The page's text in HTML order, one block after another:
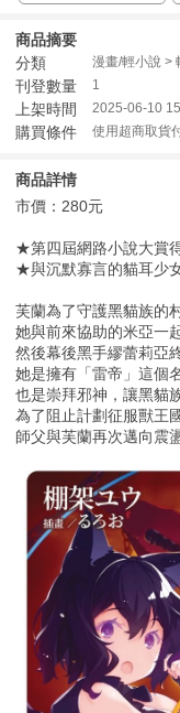
商品摘要
分類
漫畫/輕小說 >
刊登數量 1
上架時間 2025-06-10
購買條件 使用超商取貨
商品詳情
市價：280元
★第四屆網路小說大賞
★與沉默寡言的貓耳少
芙蘭為了守護黑貓族的
她與前來協助的米亞一
然後幕後黑手繆蕾莉亞
她是擁有「雷帝」這個
也是崇拜邪神，讓黑貓
為了阻止計劃征服獸王
師父與芙蘭再次邁向